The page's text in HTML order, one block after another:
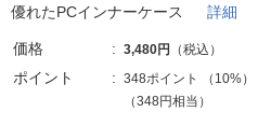
優れたPCインナーケース 詳細
価格 3,480円 （税込）
ポイント 348ポイント （ 10%）
（348円相当）